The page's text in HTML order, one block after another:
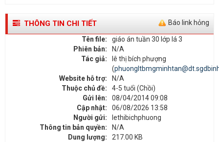
Báo link hỏng
THÔNG TIN CHI TIẾT
Tên file:
giáo án tuần 30 lớp lá 3
Phiên bản:
N/A
Tác giả:
lê thị bích phượng
(
Website hỗ trợ:
N/A
Thuộc chủ đề:
4-5 tuổi (Chồi)
Gửi lên:
08/04/2014 09:08
Cập nhật:
06/08/2026 13:58
Người gửi:
lethibichphuong
Thông tin bản quyền:
N/A
Dung lượng:
217.00 KB